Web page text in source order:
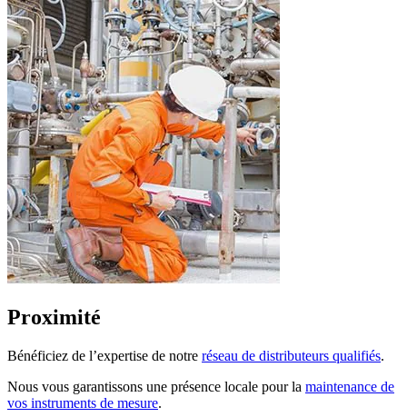
Proximité
Bénéficiez de l’expertise de notre réseau de distributeurs qualifiés.
Nous vous garantissons une présence locale pour la maintenance de
vos instruments de mesure.